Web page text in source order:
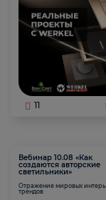
11
Вебинар 10.08 «Как
создаются авторские
светильники»
Отражение мировых
трендов